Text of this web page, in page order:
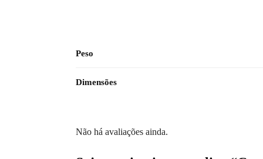
Peso
Dimensões
Não há avaliações ainda.